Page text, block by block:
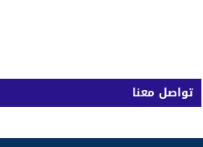
تواصل معنا